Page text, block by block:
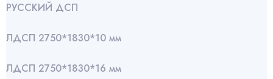
РУССКИЙ ДСП
ЛДСП 2750*1830*10 мм
ЛДСП 2750*1830*16 мм